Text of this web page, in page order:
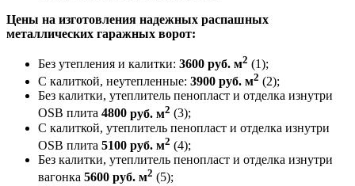
Цены на изготовления надежных распашных
металлических гаражных ворот:
Без утепления и калитки: 3600 руб. м2 (1);
С калиткой, неутепленные: 3900 руб. м2 (2);
Без калитки, утеплитель пенопласт и отделка изнутри
OSB плита 4800 руб. м2 (3);
С калиткой, утеплитель пенопласт и отделка изнутри
OSB плита 5100 руб. м2 (4);
Без калитки, утеплитель пенопласт и отделка изнутри
вагонка 5600 руб. м2 (5);